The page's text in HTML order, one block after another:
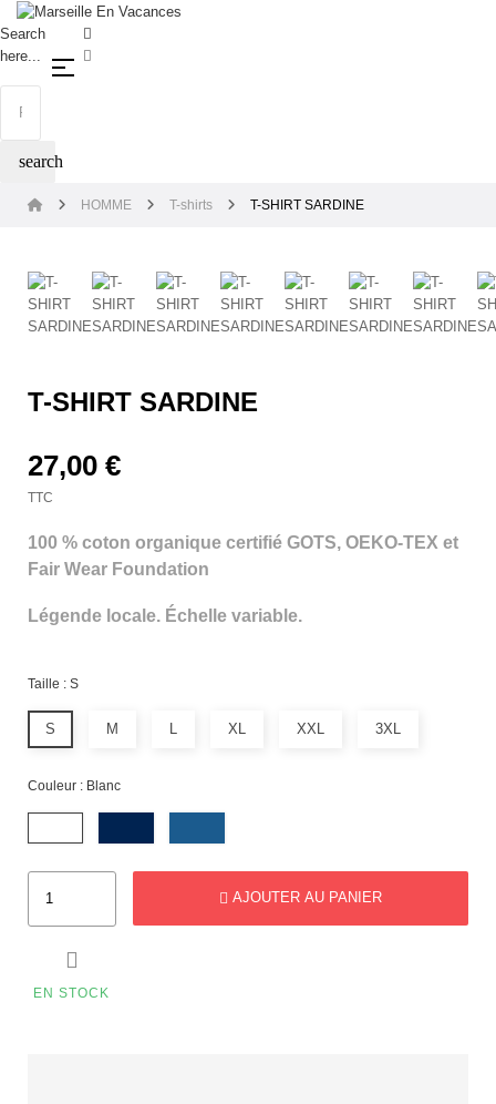
Search
here...
search
Basculer la navigation
☰
HOMME T-shirts T-SHIRT SARDINE
T-SHIRT SARDINE
27,00 €
TTC
100 % coton organique certifié GOTS, OEKO-TEX et
Fair Wear Foundation
Légende locale. Échelle variable.
Taille : S
S M L XL XXL 3XL
Couleur : Blanc
AJOUTER AU PANIER

EN STOCK